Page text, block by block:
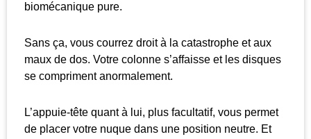
biomécanique pure.
Sans ça, vous courrez droit à la catastrophe et aux
maux de dos. Votre colonne s’affaisse et les disques
se compriment anormalement.
L’appuie-tête quant à lui, plus facultatif, vous permet
de placer votre nuque dans une position neutre. Et